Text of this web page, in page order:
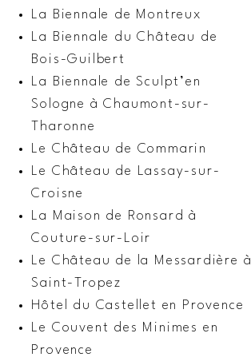
La Biennale de Montreux
La Biennale du Château de
Bois-Guilbert
La Biennale de Sculpt’en
Sologne à Chaumont-sur-
Tharonne
Le Château de Commarin
Le Château de Lassay-sur-
Croisne
La Maison de Ronsard à
Couture-sur-Loir
Le Château de la Messardière à
Saint-Tropez
Hôtel du Castellet en Provence
Le Couvent des Minimes en
Provence